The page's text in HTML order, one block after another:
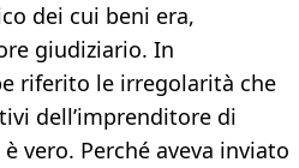
dei cui beni era,
giudiziario. In
riferito le irregolarità che
dell’imprenditore di
vero. Perché aveva inviato